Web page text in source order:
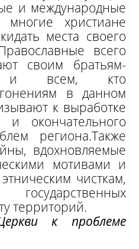
и международные
христиане
места своего
всего
своим братьям-
и всем, кто
гонениям в данном
к выработке
и окончательного
региона.Также
вдохновляемые
мотивами и
чисткам,
территорий.
к проблеме